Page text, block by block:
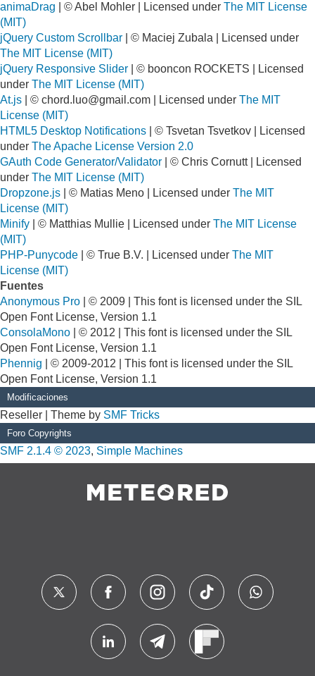
animaDrag | © Abel Mohler | Licensed under The MIT License
(MIT)
jQuery Custom Scrollbar | © Maciej Zubala | Licensed under
The MIT License (MIT)
jQuery Responsive Slider | © booncon ROCKETS | Licensed
under The MIT License (MIT)
At.js | © chord.luo@gmail.com | Licensed under The MIT
License (MIT)
HTML5 Desktop Notifications | © Tsvetan Tsvetkov | Licensed
under The Apache License Version 2.0
GAuth Code Generator/Validator | © Chris Cornutt | Licensed
under The MIT License (MIT)
Dropzone.js | © Matias Meno | Licensed under The MIT
License (MIT)
Minify | © Matthias Mullie | Licensed under The MIT License
(MIT)
PHP-Punycode | © True B.V. | Licensed under The MIT
License (MIT)
Fuentes
Anonymous Pro | © 2009 | This font is licensed under the SIL
Open Font License, Version 1.1
ConsolaMono | © 2012 | This font is licensed under the SIL
Open Font License, Version 1.1
Phennig | © 2009-2012 | This font is licensed under the SIL
Open Font License, Version 1.1
Modificaciones
Reseller | Theme by SMF Tricks
Foro Copyrights
SMF 2.1.4 © 2023, Simple Machines